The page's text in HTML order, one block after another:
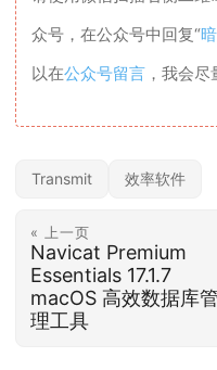
众号，在公众号中回复“
以在公众号留言 ，我会尽
Transmit 效率软件
« 上一页
Navicat Premium
Essentials 17.1.7
macOS 高效数据库管
理工具